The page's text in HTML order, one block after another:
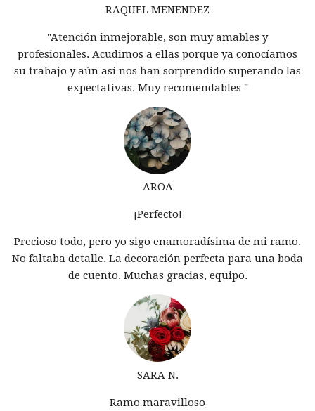
RAQUEL MENENDEZ
"Atención inmejorable, son muy amables y
profesionales. Acudimos a ellas porque ya conocíamos
su trabajo y aún así nos han sorprendido superando las
expectativas. Muy recomendables "
AROA
¡Perfecto!
Precioso todo, pero yo sigo enamoradísima de mi ramo.
No faltaba detalle. La decoración perfecta para una boda
de cuento. Muchas gracias, equipo.
SARA N.
Ramo maravilloso